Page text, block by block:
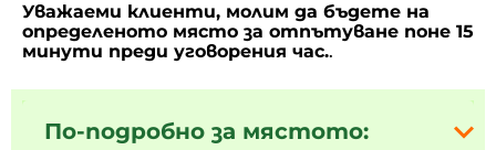
Уважаеми клиенти, молим да бъдете на
определеното място за отпътуване поне 15
минути преди уговорения час..
По-подробно за мястото: